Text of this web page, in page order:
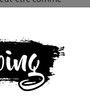
internet. On
a assez peu de
personnes qui
y en a
cinquante